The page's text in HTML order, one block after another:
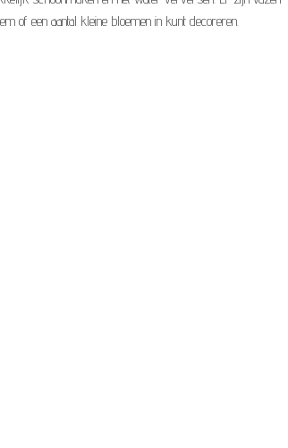
of een aantal kleine bloemen in kunt decoreren.